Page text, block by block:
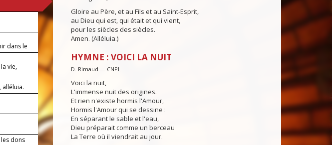
dans le
vie,
alléluia.
dons
Gloire au Père, et au Fils et au Saint-Esprit,
au Dieu qui est, qui était et qui vient,
pour les siècles des siècles.
Amen. (Alléluia.)
HYMNE : VOICI LA NUIT
D. Rimaud — CNPL
Voici la nuit,
L'immense nuit des origines.
Et rien n'existe hormis l'Amour,
Hormis l'Amour qui se dessine :
En séparant le sable et l'eau,
Dieu préparait comme un berceau
La Terre où il viendrait au jour.